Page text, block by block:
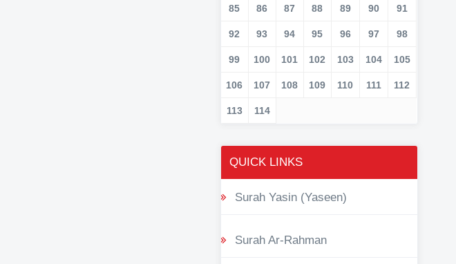
85 86 87 88 89 90 91
92 93 94 95 96 97 98
99 100 101 102 103 104 105
106 107 108 109 110 111 112
113 114
QUICK LINKS
Surah Yasin (Yaseen)
Surah Ar-Rahman